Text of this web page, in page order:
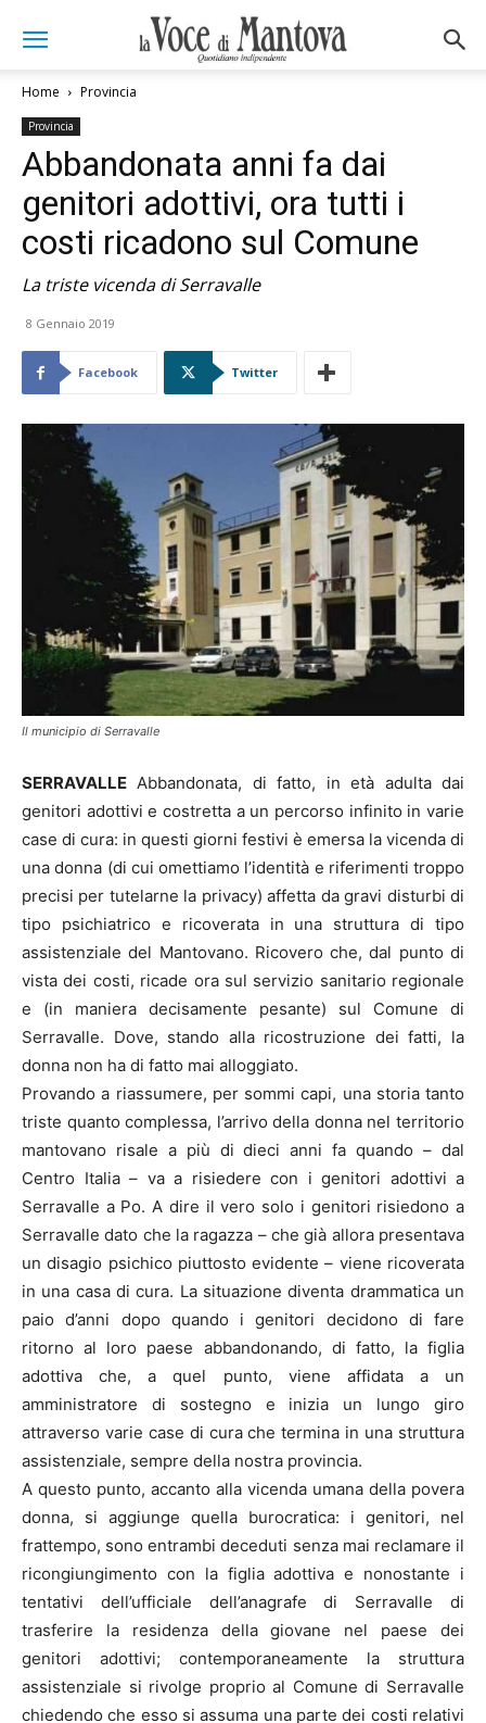
Home Provincia
Provincia
Abbandonata anni fa dai
genitori adottivi, ora tutti i
costi ricadono sul Comune
La triste vicenda di Serravalle
8 Gennaio 2019
Facebook Twitter
Il municipio di Serravalle
SERRAVALLE Abbandonata, di fatto, in età adulta dai
genitori adottivi e costretta a un percorso infinito in varie
case di cura: in questi giorni festivi è emersa la vicenda di
una donna (di cui omettiamo l’identità e riferimenti troppo
precisi per tutelarne la privacy) affetta da gravi disturbi di
tipo psichiatrico e ricoverata in una struttura di tipo
assistenziale del Mantovano. Ricovero che, dal punto di
vista dei costi, ricade ora sul servizio sanitario regionale
e (in maniera decisamente pesante) sul Comune di
Serravalle. Dove, stando alla ricostruzione dei fatti, la
donna non ha di fatto mai alloggiato.
Provando a riassumere, per sommi capi, una storia tanto
triste quanto complessa, l’arrivo della donna nel territorio
mantovano risale a più di dieci anni fa quando – dal
Centro Italia – va a risiedere con i genitori adottivi a
Serravalle a Po. A dire il vero solo i genitori risiedono a
Serravalle dato che la ragazza – che già allora presentava
un disagio psichico piuttosto evidente – viene ricoverata
in una casa di cura. La situazione diventa drammatica un
paio d’anni dopo quando i genitori decidono di fare
ritorno al loro paese abbandonando, di fatto, la figlia
adottiva che, a quel punto, viene affidata a un
amministratore di sostegno e inizia un lungo giro
attraverso varie case di cura che termina in una struttura
assistenziale, sempre della nostra provincia.
A questo punto, accanto alla vicenda umana della povera
donna, si aggiunge quella burocratica: i genitori, nel
frattempo, sono entrambi deceduti senza mai reclamare il
ricongiungimento con la figlia adottiva e nonostante i
tentativi dell’ufficiale dell’anagrafe di Serravalle di
trasferire la residenza della giovane nel paese dei
genitori adottivi; contemporaneamente la struttura
assistenziale si rivolge proprio al Comune di Serravalle
chiedendo che esso si assuma una parte dei costi relativi